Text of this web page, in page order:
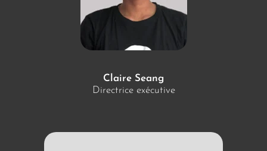
Claire Seang
Directrice exécutive